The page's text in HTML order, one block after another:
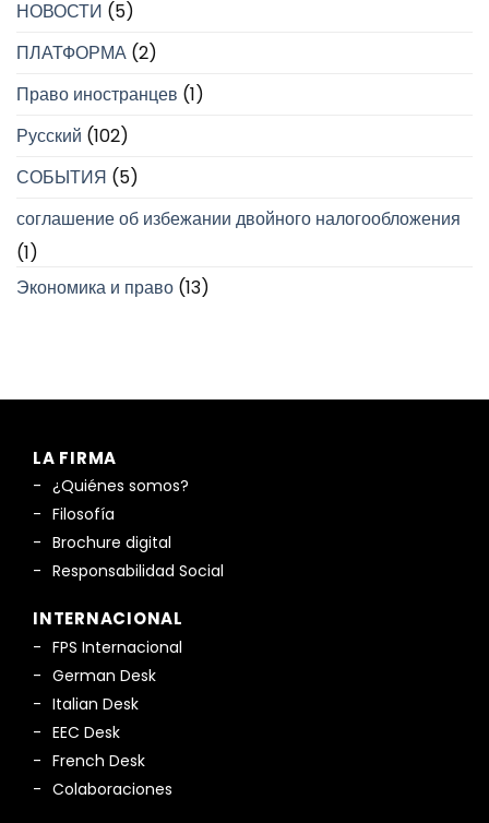
НОВОСТИ (5)
ПЛАТФОРМА (2)
Право иностранцев (1)
Русский (102)
СОБЫТИЯ (5)
соглашение об избежании двойного налогообложения
(1)
Экономика и право (13)
LA FIRMA
¿Quiénes somos?
Filosofía
Brochure digital
Responsabilidad Social
INTERNACIONAL
FPS Internacional
German Desk
Italian Desk
EEC Desk
French Desk
Colaboraciones